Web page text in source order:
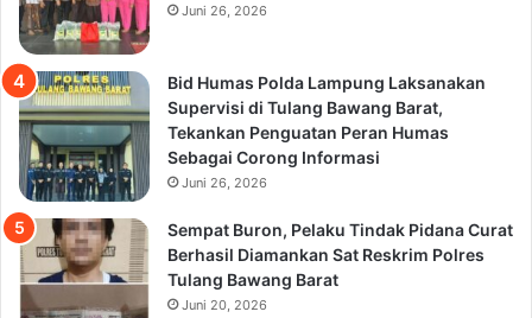
Juni 26, 2026
Bid Humas Polda Lampung Laksanakan
Supervisi di Tulang Bawang Barat,
Tekankan Penguatan Peran Humas
Sebagai Corong Informasi
Juni 26, 2026
Sempat Buron, Pelaku Tindak Pidana Curat
Berhasil Diamankan Sat Reskrim Polres
Tulang Bawang Barat
Juni 20, 2026